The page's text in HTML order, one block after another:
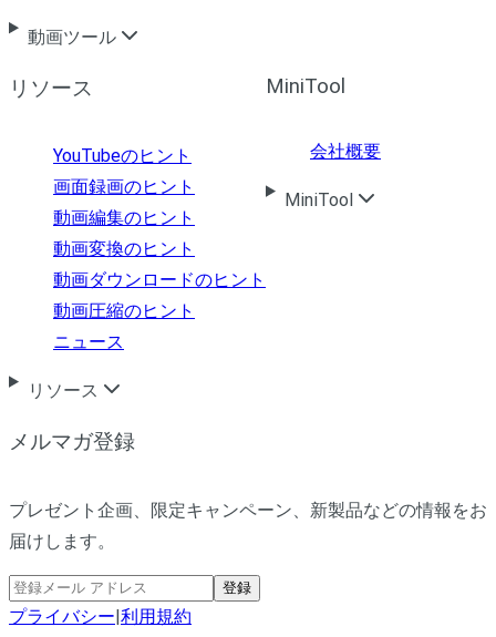
動画ツール
リソース
YouTubeのヒント
画面録画のヒント
動画編集のヒント
動画変換のヒント
動画ダウンロードのヒント
動画圧縮のヒント
ニュース
リソース
MiniTool
会社概要
MiniTool
メルマガ登録
プレゼント企画、限定キャンペーン、新製品などの情報をお
届けします。
登録
プライバシー|利用規約